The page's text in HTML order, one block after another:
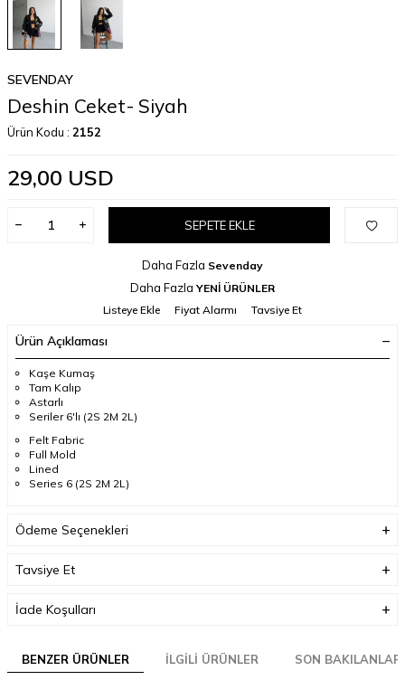
SEVENDAY
Deshin Ceket- Siyah
Ürün Kodu : 2152
29,00 USD
SEPETE EKLE
Daha Fazla Sevenday
Daha Fazla YENİ ÜRÜNLER
Listeye Ekle
Fiyat Alarmı Tavsiye Et
Ürün Açıklaması
Kaşe Kumaş
Tam Kalıp
Astarlı
Seriler 6'lı (2S 2M 2L)
Felt Fabric
Full Mold
Lined
Series 6 (2S 2M 2L)
Ödeme Seçenekleri
Tavsiye Et
İade Koşulları
BENZER ÜRÜNLER İLGILI ÜRÜNLER SON BAKILANLAR